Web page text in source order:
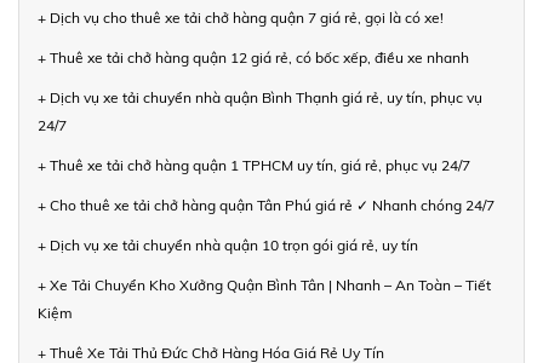
+ Dịch vụ cho thuê xe tải chở hàng quận 7 giá rẻ, gọi là có xe!
+ Thuê xe tải chở hàng quận 12 giá rẻ, có bốc xếp, điều xe nhanh
+ Dịch vụ xe tải chuyển nhà quận Bình Thạnh giá rẻ, uy tín, phục vụ
24/7
+ Thuê xe tải chở hàng quận 1 TPHCM uy tín, giá rẻ, phục vụ 24/7
+ Cho thuê xe tải chở hàng quận Tân Phú giá rẻ ✓ Nhanh chóng 24/7
+ Dịch vụ xe tải chuyển nhà quận 10 trọn gói giá rẻ, uy tín
+ Xe Tải Chuyển Kho Xưởng Quận Bình Tân | Nhanh – An Toàn – Tiết
Kiệm
+ Thuê Xe Tải Thủ Đức Chở Hàng Hóa Giá Rẻ Uy Tín